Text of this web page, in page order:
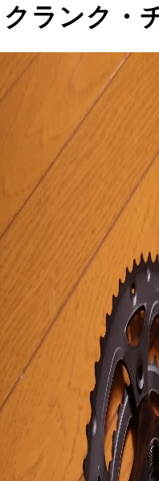
クランク・